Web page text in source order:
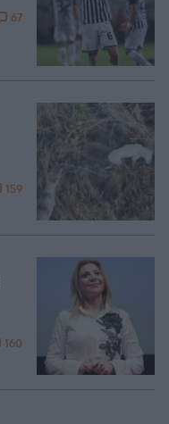
67
159
160